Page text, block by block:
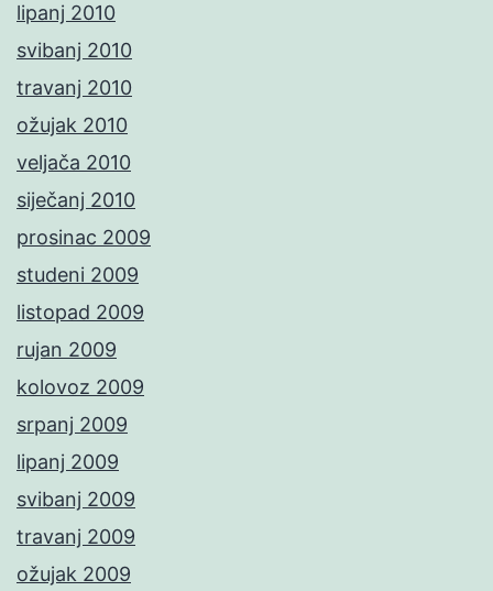
lipanj 2010
svibanj 2010
travanj 2010
ožujak 2010
veljača 2010
siječanj 2010
prosinac 2009
studeni 2009
listopad 2009
rujan 2009
kolovoz 2009
srpanj 2009
lipanj 2009
svibanj 2009
travanj 2009
ožujak 2009